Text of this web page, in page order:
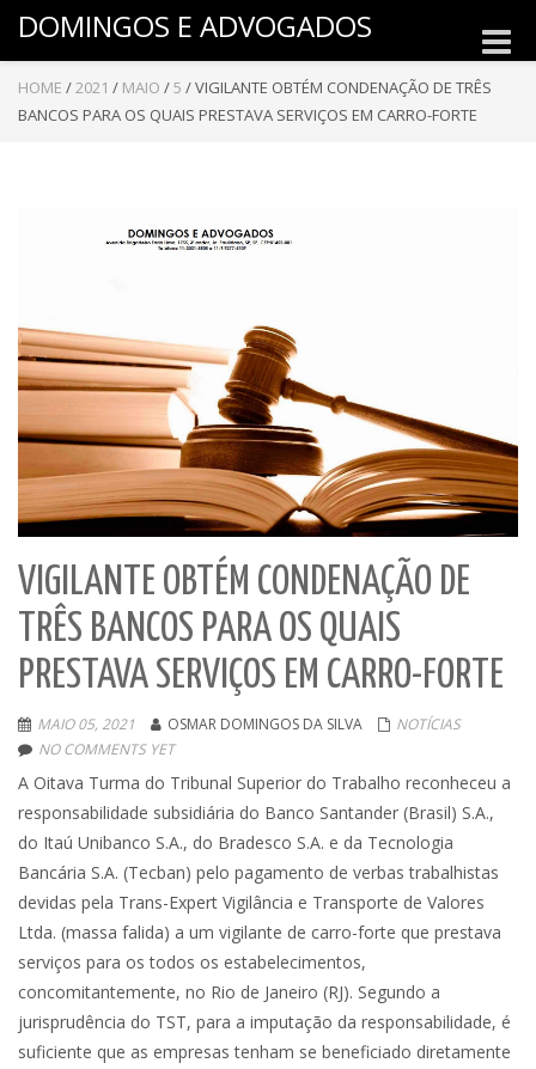
DOMINGOS E ADVOGADOS
Toggle
HOME /2021 / MAIO /5 /VIGILANTE OBTÉM CONDENAÇÃO DE TRÊS
BANCOS PARA OS QUAIS PRESTAVA SERVIÇOS EM CARRO-FORTE
VIGILANTE OBTÉM CONDENAÇÃO DE
TRÊS BANCOS PARA OS QUAIS
PRESTAVA SERVIÇOS EM CARRO-FORTE
MAIO 05, 2021 OSMAR DOMINGOS DA SILVA
NOTÍCIAS
NO COMMENTS YET
A Oitava Turma do Tribunal Superior do Trabalho reconheceu a
responsabilidade subsidiária do Banco Santander (Brasil) S.A.,
do Itaú Unibanco S.A., do Bradesco S.A. e da Tecnologia
Bancária S.A. (Tecban) pelo pagamento de verbas trabalhistas
devidas pela Trans-Expert Vigilância e Transporte de Valores
Ltda. (massa falida) a um vigilante de carro-forte que prestava
serviços para os todos os estabelecimentos,
concomitantemente, no Rio de Janeiro (RJ). Segundo a
jurisprudência do TST, para a imputação da responsabilidade, é
suficiente que as empresas tenham se beneficiado diretamente